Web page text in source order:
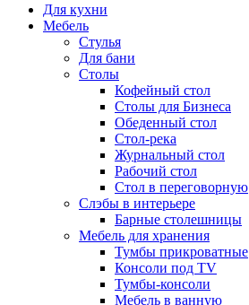
Для кухни
Мебель
Стулья
Для бани
Столы
Кофейный стол
Столы для Бизнеса
Обеденный стол
Стол-река
Журнальный стол
Рабочий стол
Стол в переговорную
Слэбы в интерьере
Барные столешницы
Мебель для хранения
Тумбы прикроватные
Консоли под TV
Тумбы-консоли
Мебель в ванную